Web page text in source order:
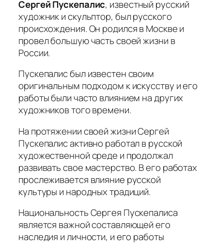
Сергей Пускепалис, известный русский
художник и скульптор, был русского
происхождения. Он родился в Москве и
провел большую часть своей жизни в
России.
Пускепалис был известен своим
оригинальным подходом к искусству и его
работы были часто влиянием на других
художников того времени.
На протяжении своей жизни Сергей
Пускепалис активно работал в русской
художественной среде и продолжал
развивать свое мастерство. В его работах
прослеживается влияние русской
культуры и народных традиций.
Национальность Сергея Пускепалиса
является важной составляющей его
наследия и личности, и его работы